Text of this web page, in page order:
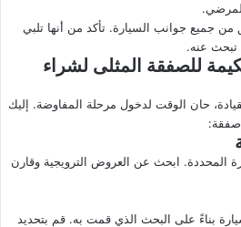
من جميع جوانب السيارة. تأكد من أنها تلبي
تبحث عنه.
للصفقة المثلى لشراء
حان الوقت لدخول مرحلة المفاوضة. إليك
المحددة. ابحث عن العروض الترويجية وقارن
بناءً على البحث الذي قمت به. قم بتحديد